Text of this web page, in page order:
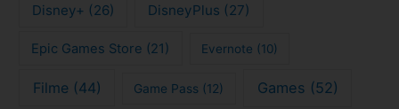
Disney+ (26) DisneyPlus (27)
Epic Games Store (21) Evernote (10)
Filme(44) Game Pass (12) Games (52)